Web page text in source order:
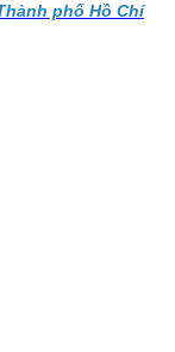
phố Hồ Chí